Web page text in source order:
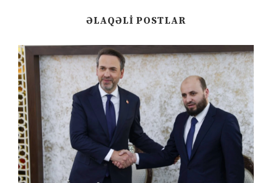
ƏLAQƏLI POSTLAR